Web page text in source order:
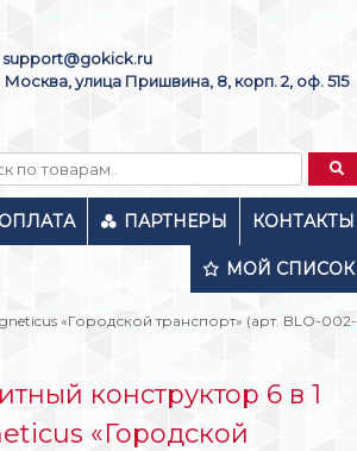
support@gokick.ru
Москва, улица Пришвина, 8, корп. 2, оф. 515
ПАРТНЕРЫ КОНТАКТЫ
МОЙ СПИСОК
«Городской транспорт» (арт. BLO-002-
конструктор 6 в 1
«Городской